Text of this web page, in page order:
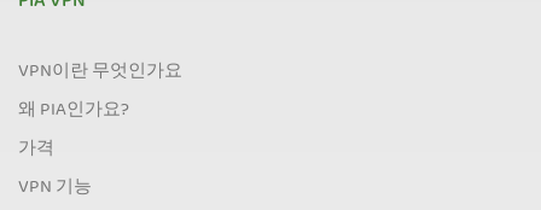
VPN이란 무엇인가요
왜 PIA인가요?
가격
VPN 기능